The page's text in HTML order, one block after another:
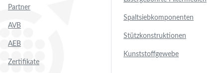
Partner
AVB
AEB
Zertifikate
Spaltsiebkomponenten
Stützkonstruktionen
Kunststoffgewebe